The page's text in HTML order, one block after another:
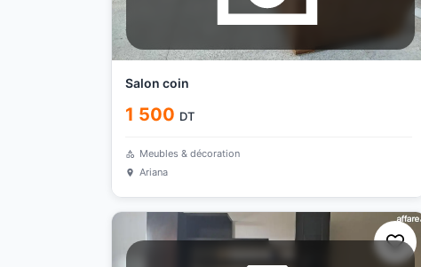
Salon coin
1 500 DT
Meubles & décoration
Ariana